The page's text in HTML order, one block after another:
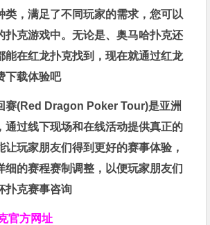
类，满足了不同玩家的需求，您可以
扑克游戏中。无论是、奥马哈扑克还
能在红龙扑克找到，现在就通过红龙
下载体验吧
赛​(Red Dragon Poker Tour)是亚洲
通过线下现场和在线活动提供真正的
让玩家朋友们得到更好的赛事体验，
细的赛程赛制调整，以便玩家朋友们
扑克赛事咨询
官方网址